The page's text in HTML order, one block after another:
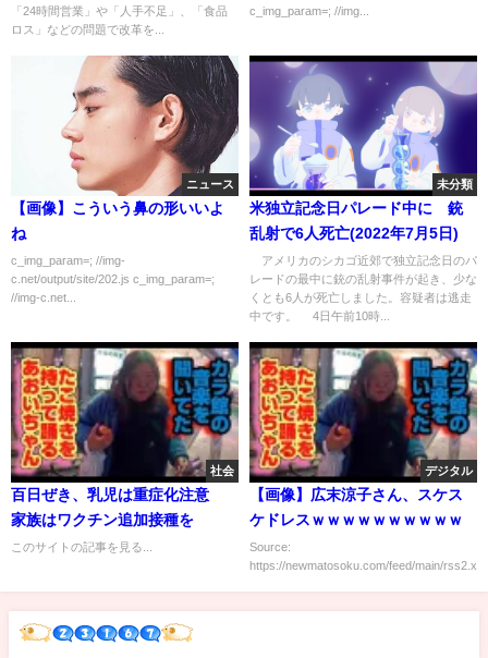
「24時間営業」や「人手不足」、「食品
ロス」などの問題で改革を...
c_img_param=; //img...
ニュース
【画像】こういう鼻の形いいよ
ね
c_img_param=; //img-
c.net/output/site/202.js c_img_param=;
//img-c.net...
未分類
米独立記念日パレード中に 銃
乱射で6人死亡(2022年7月5日)
アメリカのシカゴ近郊で独立記念日のパ
レードの最中に銃の乱射事件が起き、少な
くとも6人が死亡しました。容疑者は逃走
中です。 4日午前10時...
社会
百日ぜき、乳児は重症化注意
家族はワクチン追加接種を
このサイトの記事を見る...
デジタル
【画像】広末涼子さん、スケス
ケドレスｗｗｗｗｗｗｗｗｗｗ
Source:
https://newmatosoku.com/feed/main/